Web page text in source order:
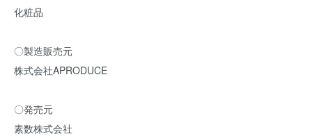
化粧品
〇製造販売元
株式会社APRODUCE
〇発売元
素数株式会社